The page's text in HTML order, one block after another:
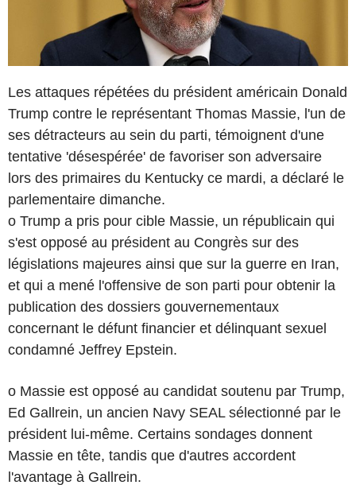
Les attaques répétées du président américain Donald
Trump contre le représentant Thomas Massie, l'un de
ses détracteurs au sein du parti, témoignent d'une
tentative 'désespérée' de favoriser son adversaire
lors des primaires du Kentucky ce mardi, a déclaré le
parlementaire dimanche.
o Trump a pris pour cible Massie, un républicain qui
s'est opposé au président au Congrès sur des
législations majeures ainsi que sur la guerre en Iran,
et qui a mené l'offensive de son parti pour obtenir la
publication des dossiers gouvernementaux
concernant le défunt financier et délinquant sexuel
condamné Jeffrey Epstein.
o Massie est opposé au candidat soutenu par Trump,
Ed Gallrein, un ancien Navy SEAL sélectionné par le
président lui-même. Certains sondages donnent
Massie en tête, tandis que d'autres accordent
l'avantage à Gallrein.